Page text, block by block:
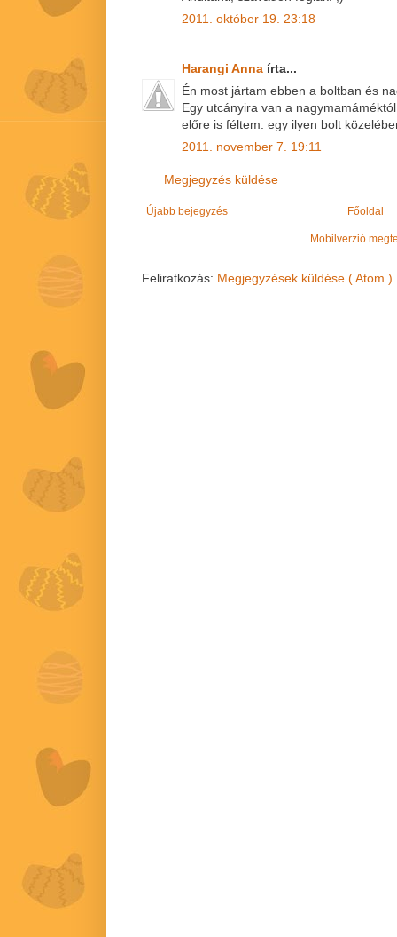
2011. október 19. 23:18
Harangi Anna írta...
Én most jártam ebben a boltban és
Egy utcányira van a
előre is féltem: egy ilyen bolt
2011. november 7. 19:11
Megjegyzés küldése
Újabb bejegyzés Főoldal
Mobilverzió
Feliratkozás: Megjegyzések küldése ( Atom )